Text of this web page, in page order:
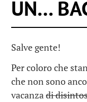
UN…
Salve gente!
Per coloro che
che non sono
vacanzadi